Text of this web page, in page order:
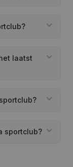
laatst
sportclub?